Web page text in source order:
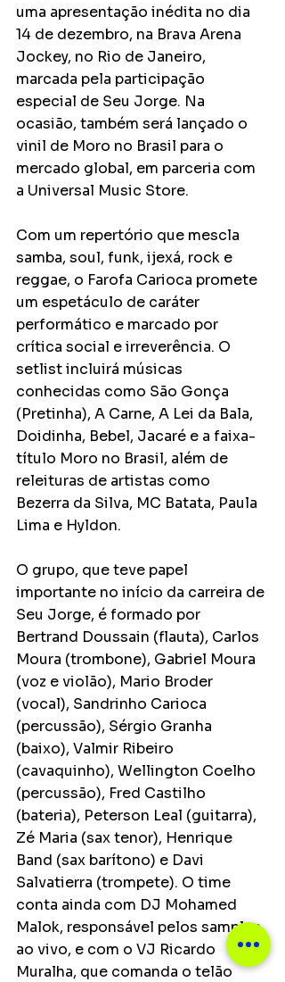
uma apresentação inédita no dia
14 de dezembro, na Brava Arena
Jockey, no Rio de Janeiro,
marcada pela participação
especial de Seu Jorge. Na
ocasião, também será lançado o
vinil de Moro no Brasil para o
mercado global, em parceria com
a Universal Music Store.
Com um repertório que mescla
samba, soul, funk, ijexá, rock e
reggae, o Farofa Carioca promete
um espetáculo de caráter
performático e marcado por
crítica social e irreverência. O
setlist incluirá músicas
conhecidas como São Gonça
(Pretinha), A Carne, A Lei da Bala,
Doidinha, Bebel, Jacaré e a faixa-
título Moro no Brasil, além de
releituras de artistas como
Bezerra da Silva, MC Batata, Paula
Lima e Hyldon.
O grupo, que teve papel
importante no início da carreira de
Seu Jorge, é formado por
Bertrand Doussain (flauta), Carlos
Moura (trombone), Gabriel Moura
(voz e violão), Mario Broder
(vocal), Sandrinho Carioca
(percussão), Sérgio Granha
(baixo), Valmir Ribeiro
(cavaquinho), Wellington Coelho
(percussão), Fred Castilho
(bateria), Peterson Leal (guitarra),
Zé Maria (sax tenor), Henrique
Band (sax barítono) e Davi
Salvatierra (trompete). O time
conta ainda com DJ Mohamed
Malok, responsável pelos samples
ao vivo, e com o VJ Ricardo
Muralha, que comanda o telão